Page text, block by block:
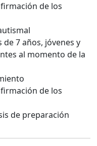
de los
7 años, jóvenes y
al momento de la
de los
de preparación